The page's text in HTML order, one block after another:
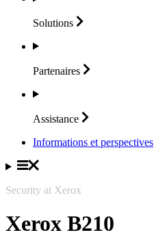
Solutions
Partenaires
Assistance
Informations et perspectives
Security at Xerox
Xerox B210